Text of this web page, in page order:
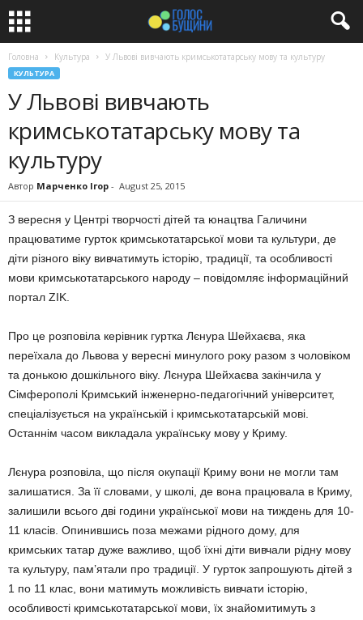
Головна Культура У Львові вивчають кримськотатарську мову та культуру
КУЛЬТУРА
У Львові вивчають
кримськотатарську мову та
культуру
Автор Марченко Ігор - August 25, 2015
З вересня у Центрі творчості дітей та юнацтва Галичини
працюватиме гурток кримськотатарської мови та культури, де
діти різного віку вивчатимуть історію, традиції, та особливості
мови кримськотатарського народу – повідомляє інформаційний
портал ZIK.
Про це розповіла керівник гуртка Лєнура Шейхаєва, яка
переїхала до Львова у вересні минулого року разом з чоловіком
та донькою дошкільного віку. Лєнура Шейхаєва закінчила у
Сімферополі Кримський інженерно-педагогічний університет,
спеціалізується на українській і кримськотатарській мові.
Останнім часом викладала українську мову у Криму.
Лєнура розповіла, що після окупації Криму вони не могли там
залишатися. За її словами, у школі, де вона працювала в Криму,
залишили всього дві години української мови на тиждень для 10-
11 класів. Опинившись поза межами рідного дому, для
кримських татар дуже важливо, щоб їхні діти вивчали рідну мову
та культуру, пам’ятали про традиції. У гурток запрошують дітей з
1 по 11 клас, вони матимуть можливість вивчати історію,
особливості кримськотатарської мови, їх знайомитимуть з